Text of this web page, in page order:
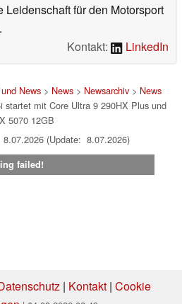
Leidenschaft für den Motorsport
Kontakt:
LinkedIn
News> News> Newsarchiv> News
startet mit Core Ultra 9 290HX Plus und
5070 12GB
(Update: 8.07.2026)
failed!
| Kontakt| Cookie